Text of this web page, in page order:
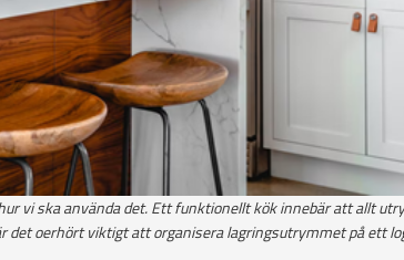
vi ska använda det. Ett funktionellt kök innebär att allt
oerhört viktigt att organisera lagringsutrymmet på ett